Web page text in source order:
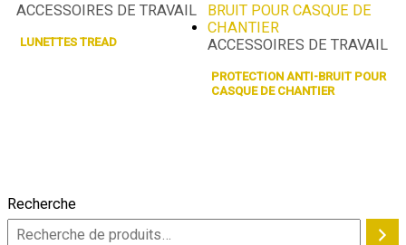
Recherche
ACCESSOIRES DE TRAVAIL
LUNETTES TREAD ACCESSOIRES DE TRAVAIL
PROTECTION ANTI-BRUIT POUR
CASQUE DE CHANTIER